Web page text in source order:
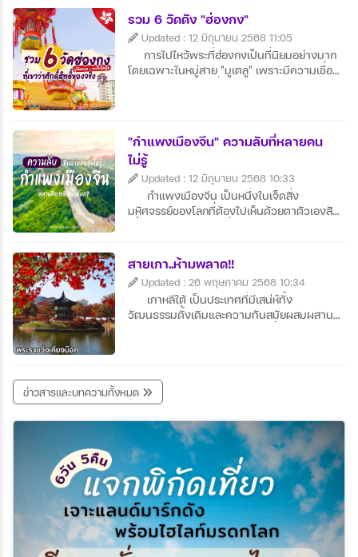
จีนที่ยิ่งใหญ่และสัมผัสบรรยากาศธรรมชาติที่
อลังการ มีอาหารจีนต้นตำรับอย่างเป็ดปักกิ่งให้
ลิ้มลองอย่างจุใจ ปักกิ่ง จึงเป็นเมืองที่ผสม
ผสานอดีต ปัจจุบัน และอนาคตได้อย่างลงตัว
และน่าประทับใจ
รวม 6 วัดดัง "ฮ่องกง"
Updated : 12 มิถุนายน 2568 11:05
การไปไหว้พระที่ฮ่องกงเป็นที่นิยมอย่างมาก
โดยเฉพาะในหมู่สาย "มูเตลู" เพราะมีความเชื่อ
"กำแพงเมืองจีน" ความลับที่หลายคน
ไม่รู้
Updated : 12 มิถุนายน 2568 10:33
กำแพงเมืองจีน เป็นหนึ่งในเจ็ดสิ่ง
มหัศจรรย์ของโลกที่ต้องไปเห็นด้วยตาตัวเองสัก
ฤดูใบไม้เปลี่ยนสีและฤดูหนาวที่หิมะ
ปกคลุม กำแพงทอดยาวคดเคี้ยวตามแนวเขา
ให้ความรู้สึกยิ่งใหญ่และสง่างาม นักท่องเที่ยว
สามารถเดินสำรวจบางช่วงของกำแพง เช่น ที่
ปาต๋าหลิงหรือมู่เถียนยวี่ซึ่งได้รับการบูรณะอย่าง
ดี นอกจากจะได้ชมทัศนียภาพ ยังได้สัมผัส
สายเกา..ห้ามพลาด!!
Updated : 26 พฤษภาคม 2568 10:34
เกาหลีใต้ เป็นประเทศที่มีเสน่ห์ทั้ง
วัฒนธรรมดั้งเดิมและความทันสมัยผสมผสาน
เกาหลี ได้รับความนิยมทั่วโลก เหมาะสำหรับสาย
ช้อป บรรยากาศสวยงามทุกฤดู โดยเฉพาะฤดู
ใบไม้เปลี่ยนสีและหิมะในฤดูหนาว
ข่าวสารและบทความทั้งหมด